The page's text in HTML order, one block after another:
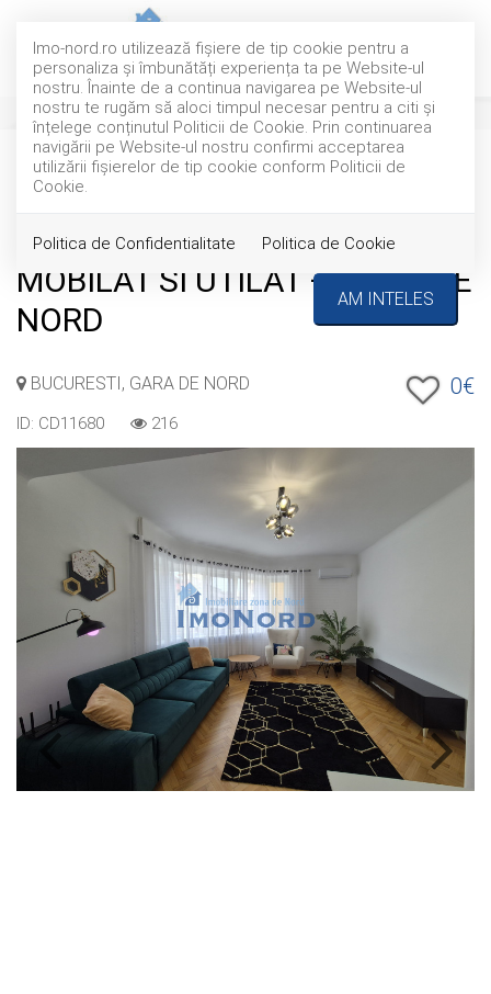
Imo-nord.ro utilizează fişiere de tip cookie pentru a
personaliza și îmbunătăți experiența ta pe Website-ul
nostru. Înainte de a continua navigarea pe Website-ul
nostru te rugăm să aloci timpul necesar pentru a citi și
înțelege conținutul Politicii de Cookie. Prin continuarea
navigării pe Website-ul nostru confirmi acceptarea
utilizării fişierelor de tip cookie conform Politicii de
Cookie.
Politica de Confidentialitate Politica de Cookie
AM INTELES
Acest anunt nu mai este activ !
APARTAMENT 2 CAMERE
MOBILAT SI UTILAT – GARA DE
NORD
BUCURESTI, GARA DE NORD 0€
ID: CD11680 216
EXCLUSIVITATE INCHIRIAT